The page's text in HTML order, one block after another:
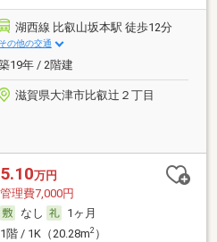
湖西線 比叡山坂本駅 徒歩12分
その他の交通
19年 / 2階建
滋賀県大津市比叡辻２丁目
5.10万円
管理費7,000円
なし
1ヶ月
1階 / 1K（20.28m2）